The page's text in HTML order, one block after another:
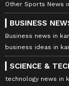
Other Sports News
BUSINESS
Business news in
business ideas in
SCIENCE &
technology news in